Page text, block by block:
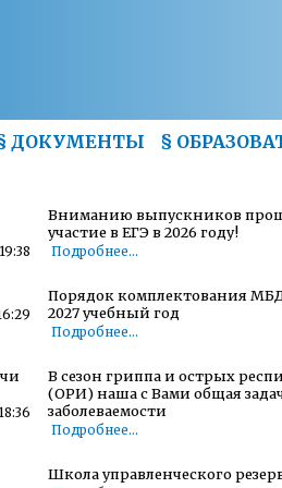
ДОКУМЕНТЫ §
Вниманию выпускников
участие в ЕГЭ в 2026 году!
Подробнее...
Порядок комплектования
2027 учебный год
Подробнее...
В сезон гриппа и острых
(ОРИ) наша с Вами общая
заболеваемости
Подробнее...
Школа управленческого